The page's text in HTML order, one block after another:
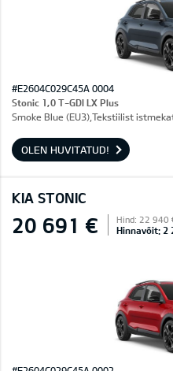
#E2604C029C45A 0004
Stonic 1,0 T-GDI LX Plus
Smoke Blue (EU3),Tekstiilist
OLEN HUVITATUD!
KIA STONIC
20 691 € Hind: 22 940
Hinnavõit: 2